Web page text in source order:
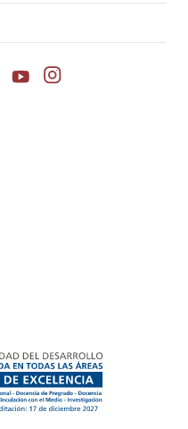
YouTubeInstagram